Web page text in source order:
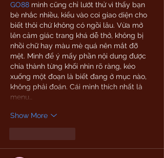
GO88 mình cũng chỉ lướt thử vì thấy bạn
bè nhắc nhiều, kiểu vào coi giao diện cho
biết thôi chứ không có ngồi lâu. Vừa mở
lên cảm giác trang khá dễ thở, không bị
nhồi chữ hay màu mè quá nên mắt đỡ
mệt. Mình để ý mấy phần nội dung được
chia thành từng khối nhìn rõ ràng, kéo
xuống một đoạn là biết đang ở mục nào,
không phải đoán. Cái mình thích nhất là
menu…
Show More